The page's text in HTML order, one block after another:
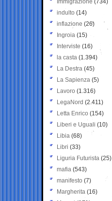
Immigrazione (734)
indulto (14)
inflazione (26)
Ingroia (15)
Interviste (16)
la casta (1.394)
La Destra (45)
La Sapienza (5)
Lavoro (1.316)
LegaNord (2.411)
Letta Enrico (154)
Liberi e Uguali (10)
Libia (68)
Libri (33)
Liguria Futurista (25)
mafia (543)
manifesto (7)
Margherita (16)